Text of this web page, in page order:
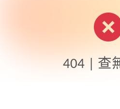
404 | 查